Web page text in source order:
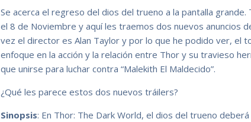
Se acerca el regreso del dios del trueno a la pantalla
el 8 de Noviembre y aquí les traemos dos nuevos anuncios
vez el director es Alan Taylor y por lo que he podido ver, el
enfoque en la acción y la relación entre Thor y su travieso
que unirse para luchar contra “Malekith El Maldecido”.
¿Qué les parece estos dos nuevos tráilers?
Sinopsis: En Thor: The Dark World, el dios del trueno